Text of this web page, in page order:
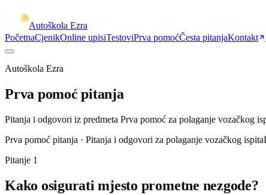
Autoškola Ezra
PočetnaCjenikOnline upisiTestoviPrva pomoćČesta pitanjaKontakt
Autoškola Ezra
Prva pomoć pitanja
Pitanja i odgovori iz predmeta Prva pomoć za polaganje vozačkog
Prva pomoć pitanja · Pitanja i odgovori za polaganje vozačkog ispita
Pitanje 1
Kako osigurati mjesto prometne nezgode?